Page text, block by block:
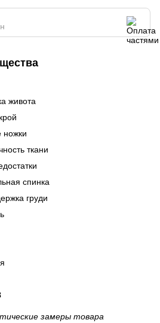
живота
ножки
ткани
спинка
груди
замеры товара